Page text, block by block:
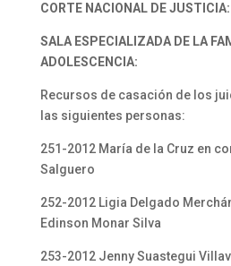
CORTE NACIONAL DE JUSTICIA:
SALA ESPECIALIZADA DE LA
ADOLESCENCIA:
Recursos de casación de los
las siguientes personas:
251-2012 María de la Cruz en
Salguero
252-2012 Ligia Delgado
Edinson Monar Silva
253-2012 Jenny Suastegui